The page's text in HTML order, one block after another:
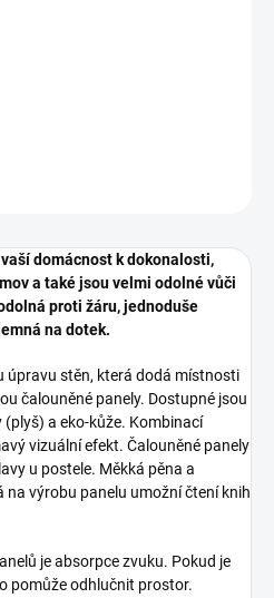
domácnost k dokonalosti,
a také jsou velmi odolné vůči
proti žáru, jednoduše
na dotek.
úpravu stěn, která dodá místnosti
čalouněné panely. Dostupné jsou
a eko-kůže. Kombinací
vizuální efekt. Čalouněné panely
u postele. Měkká pěna a
výrobu panelu umožní čtení knih
je absorpce zvuku. Pokud je
pomůže odhlučnit prostor.